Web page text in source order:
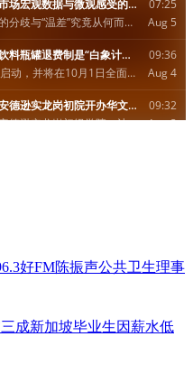
好FM陈振声公共卫生理事
成新加坡毕业生因薪水低